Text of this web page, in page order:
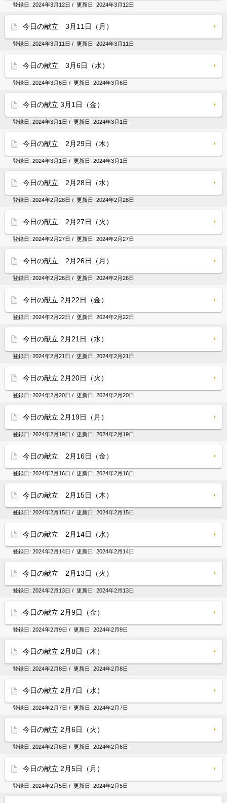
登録日: 2024年3月12日 / 更新日: 2024年3月12日
今日の献立 3月11日（月）
登録日: 2024年3月11日 / 更新日: 2024年3月11日
今日の献立 3月6日（水）
登録日: 2024年3月6日 / 更新日: 2024年3月6日
今日の献立 3月1日（金）
登録日: 2024年3月1日 / 更新日: 2024年3月1日
今日の献立 2月29日（木）
登録日: 2024年3月1日 / 更新日: 2024年3月1日
今日の献立 2月28日（水）
登録日: 2024年2月28日 / 更新日: 2024年2月28日
今日の献立 2月27日（火）
登録日: 2024年2月27日 / 更新日: 2024年2月27日
今日の献立 2月26日（月）
登録日: 2024年2月26日 / 更新日: 2024年2月26日
今日の献立 2月22日（金）
登録日: 2024年2月22日 / 更新日: 2024年2月22日
今日の献立 2月21日（水）
登録日: 2024年2月21日 / 更新日: 2024年2月21日
今日の献立 2月20日（火）
登録日: 2024年2月20日 / 更新日: 2024年2月20日
今日の献立 2月19日（月）
登録日: 2024年2月19日 / 更新日: 2024年2月19日
今日の献立 2月16日（金）
登録日: 2024年2月16日 / 更新日: 2024年2月16日
今日の献立 2月15日（木）
登録日: 2024年2月15日 / 更新日: 2024年2月15日
今日の献立 2月14日（水）
登録日: 2024年2月14日 / 更新日: 2024年2月14日
今日の献立 2月13日（火）
登録日: 2024年2月13日 / 更新日: 2024年2月13日
今日の献立 2月9日（金）
登録日: 2024年2月9日 / 更新日: 2024年2月9日
今日の献立 2月8日（木）
登録日: 2024年2月8日 / 更新日: 2024年2月8日
今日の献立 2月7日（水）
登録日: 2024年2月7日 / 更新日: 2024年2月7日
今日の献立 2月6日（火）
登録日: 2024年2月6日 / 更新日: 2024年2月6日
今日の献立 2月5日（月）
登録日: 2024年2月5日 / 更新日: 2024年2月5日